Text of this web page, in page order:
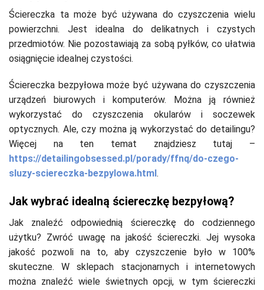
Ściereczka ta może być używana do czyszczenia wielu
powierzchni. Jest idealna do delikatnych i czystych
przedmiotów. Nie pozostawiają za sobą pyłków, co ułatwia
osiągnięcie idealnej czystości.
Ściereczka bezpyłowa może być używana do czyszczenia
urządzeń biurowych i komputerów. Można ją również
wykorzystać do czyszczenia okularów i soczewek
optycznych. Ale, czy można ją wykorzystać do detailingu?
Więcej na ten temat znajdziesz tutaj –
https://detailingobsessed.pl/porady/ffnq/do-czego-
sluzy-sciereczka-bezpylowa.html.
Jak wybrać idealną ściereczkę bezpyłową?
Jak znaleźć odpowiednią ściereczkę do codziennego
użytku? Zwróć uwagę na jakość ściereczki. Jej wysoka
jakość pozwoli na to, aby czyszczenie było w 100%
skuteczne. W sklepach stacjonarnych i internetowych
można znaleźć wiele świetnych opcji, w tym ściereczki